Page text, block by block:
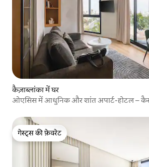
कैज़ाब्लांका में घर
ओएसिस में आधुनिक और शांत अपार्ट-होटल –
गेस्ट्स की फ़ेवरेट
गेस्ट्स की फ़ेवरेट